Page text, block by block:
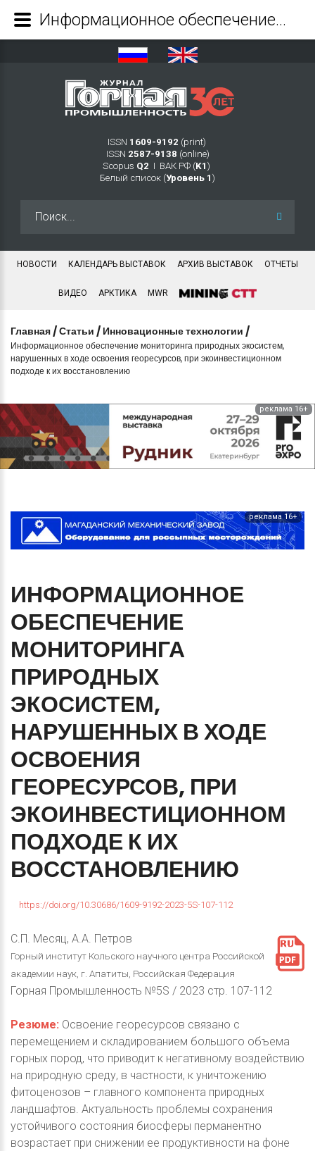
ISSN 1609-9192 (print)
ISSN 2587-9138 (online)
Scopus Q2 Ι ВАК РФ (K1 )
Белый список (Уровень 1 )
НОВОСТИ КАЛЕНДАРЬ ВЫСТАВОК АРХИВ ВЫСТАВОК ОТЧЕТЫ
ВИДЕО АРКТИКА MWR
Главная /Статьи / Инновационные технологии /
Информационное обеспечение мониторинга природных экосистем,
нарушенных в ходе освоения георесурсов, при экоинвестиционном
подходе к их восстановлению
реклама 16+
реклама 16+
ИНФОРМАЦИОННОЕ
ОБЕСПЕЧЕНИЕ
МОНИТОРИНГА
ПРИРОДНЫХ
ЭКОСИСТЕМ,
НАРУШЕННЫХ ВХОДЕ
ОСВОЕНИЯ
ГЕОРЕСУРСОВ, ПРИ
ЭКОИНВЕСТИЦИОННОМ
ПОДХОДЕ К ИХ
ВОССТАНОВЛЕНИЮ
https://doi.org/10.30686/1609-9192-2023-5S-107-112
С.П. Месяц, А.А. Петров
Горный институт Кольского научного центра Российской
академии наук, г. Апатиты, Российская Федерация
Горная Промышленность №5S / 2023 стр. 107-112
Резюме: Освоение георесурсов связано с
перемещением и складированием большого объема
горных пород, что приводит к негативному воздействию
на природную среду, в частности, к уничтожению
фитоценозов – главного компонента природных
ландшафтов. Актуальность проблемы сохранения
устойчивого состояния биосферы перманентно
возрастает при снижении ее продуктивности на фоне
Информационное обеспечение мониторинга природных экосистем, нарушенных в ходе освоения георесурсов, при экоинвестиционном подходе к их восстановлению - Журнал Горная промышленность